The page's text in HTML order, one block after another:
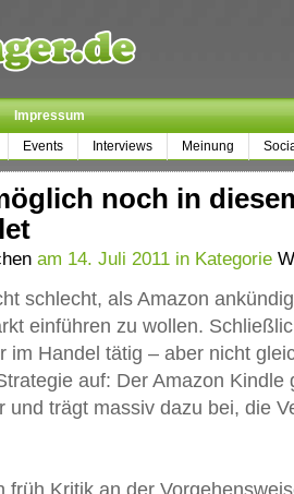
Impressum
Events Interviews Meinung
noch in
am 14. Juli 2011 in Kategorie
schlecht, als Amazon
einführen zu wollen.
im Handel tätig – aber nicht
auf: Der Amazon Kindle
und trägt massiv dazu bei, die
früh Kritik an der